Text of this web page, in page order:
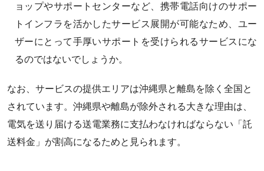
ョップやサポートセンターなど、携帯電話向けのサポー
トインフラを活かしたサービス展開が可能なため、ユー
ザーにとって手厚いサポートを受けられるサービスにな
るのではないでしょうか。
なお、サービスの提供エリアは沖縄県と離島を除く全国と
されています。沖縄県や離島が除外される大きな理由は、
電気を送り届ける送電業務に支払わなければならない「託
送料金」が割高になるためと見られます。